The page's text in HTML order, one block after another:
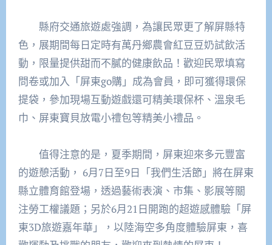
縣府交通旅遊處強調，為讓民眾更了解屏縣特
色，展期間每日定時有萬丹鄉農會紅豆豆奶試飲活
動，限量提供甜而不膩的健康飲品！歡迎民眾填寫
問卷或加入「屏東go購」成為會員，即可獲得環保
提袋，參加現場互動遊戲還可精美環保杯、溫泉毛
巾、屏東寶貝放電小禮包等精美小禮品。
值得注意的是，夏季期間，屏東迎來多元豐富
的遊憩活動， 6月7日至9日「我們生活節」將在屏東
縣立體育館登場，透過藝術表演、市集、影展等關
注勞工權議題；另於6月21日開跑的超遊感體驗「屏
東3D旅遊嘉年華」，以陸海空多角度體驗屏東，喜